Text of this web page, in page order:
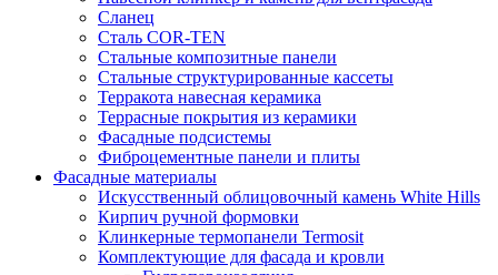
Сланец
Сталь COR-TEN
Стальные композитные панели
Стальные структурированные кассеты
Терракота навесная керамика
Террасные покрытия из керамики
Фасадные подсистемы
Фиброцементные панели и плиты
Фасадные материалы
Искусственный облицовочный камень White Hills
Кирпич ручной формовки
Клинкерные термопанели Termosit
Комплектующие для фасада и кровли